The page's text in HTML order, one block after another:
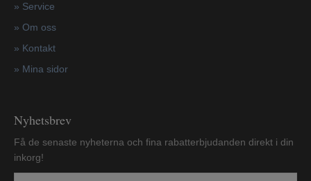
» Service
» Om oss
» Kontakt
» Mina sidor
Nyhetsbrev
Få de senaste nyheterna och fina rabatterbjudanden direkt i din
inkorg!